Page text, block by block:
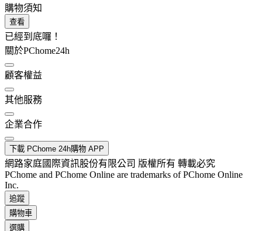
購物須知
查看
已經到底囉！
關於PChome24h
顧客權益
其他服務
企業合作
下載 PChome 24h購物 APP
網路家庭國際資訊股份有限公司 版權所有 轉載必究
PChome and PChome Online are trademarks of PChome Online
Inc.
追蹤
購物車
選購